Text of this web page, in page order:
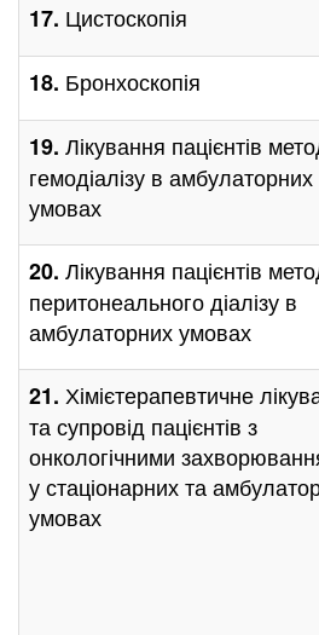
17. Цистоскопія
18. Бронхоскопія
19. Лікування пацієнтів
гемодіалізу в амбулаторних
умовах
20. Лікування пацієнтів
перитонеального діалізу в
амбулаторних умовах
21. Хімієтерапевтичне
та супровід пацієнтів з
онкологічними
у стаціонарних та
умовах